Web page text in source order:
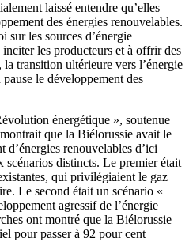
laissé entendre qu’elles
des énergies renouvelables.
sur les sources d’énergie
les producteurs et à offrir des
transition ultérieure vers l’énergie
le développement des
énergétique », soutenue
que la Biélorussie avait le
d’énergies renouvelables d’ici
distincts. Le premier était
qui privilégiaient le gaz
Le second était un scénario «
agressif de l’énergie
ont montré que la Biélorussie
pour passer à 92 pour cent